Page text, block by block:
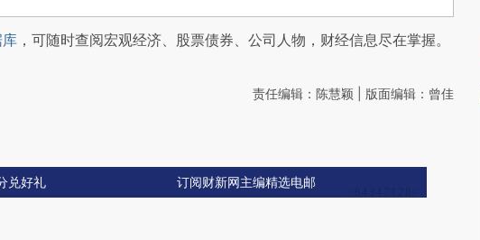
，可随时查阅宏观经济、股票债券、公司人物，财经信息尽在掌握。
责任编辑：陈慧颖 | 版面编辑：曾佳
兑好礼 订阅财新网主编精选电邮